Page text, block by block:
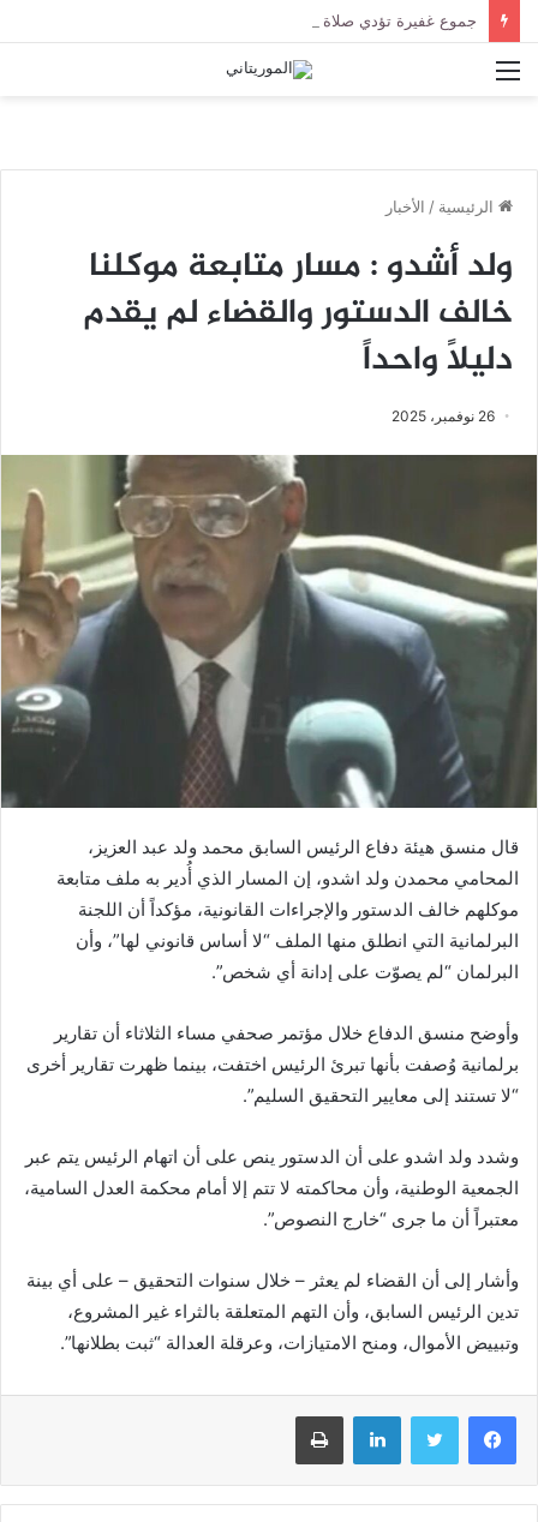
القائمة
الرئيسية / الأخبار
ولد أشدو : مسار متابعة موكلنا
خالف الدستور والقضاء لم يقدم
دليلاً واحداً
26 نوفمبر، 2025
قال منسق هيئة دفاع الرئيس السابق محمد ولد عبد العزيز،
المحامي محمدن ولد اشدو، إن المسار الذي أُدير به ملف متابعة
موكلهم خالف الدستور والإجراءات القانونية، مؤكداً أن اللجنة
البرلمانية التي انطلق منها الملف “لا أساس قانوني لها”، وأن
البرلمان “لم يصوّت على إدانة أي شخص”.
وأوضح منسق الدفاع خلال مؤتمر صحفي مساء الثلاثاء أن تقارير
برلمانية وُصفت بأنها تبرئ الرئيس اختفت، بينما ظهرت تقارير أخرى
“لا تستند إلى معايير التحقيق السليم”.
وشدد ولد اشدو على أن الدستور ينص على أن اتهام الرئيس يتم عبر
الجمعية الوطنية، وأن محاكمته لا تتم إلا أمام محكمة العدل السامية،
معتبراً أن ما جرى “خارج النصوص”.
وأشار إلى أن القضاء لم يعثر – خلال سنوات التحقيق – على أي بينة
تدين الرئيس السابق، وأن التهم المتعلقة بالثراء غير المشروع،
وتبييض الأموال، ومنح الامتيازات، وعرقلة العدالة “ثبت بطلانها”.
فيسبوك تويتر لينكدإن طباعة